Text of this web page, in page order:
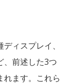
ィスプレイ、
、前述した3つ
れます。これら